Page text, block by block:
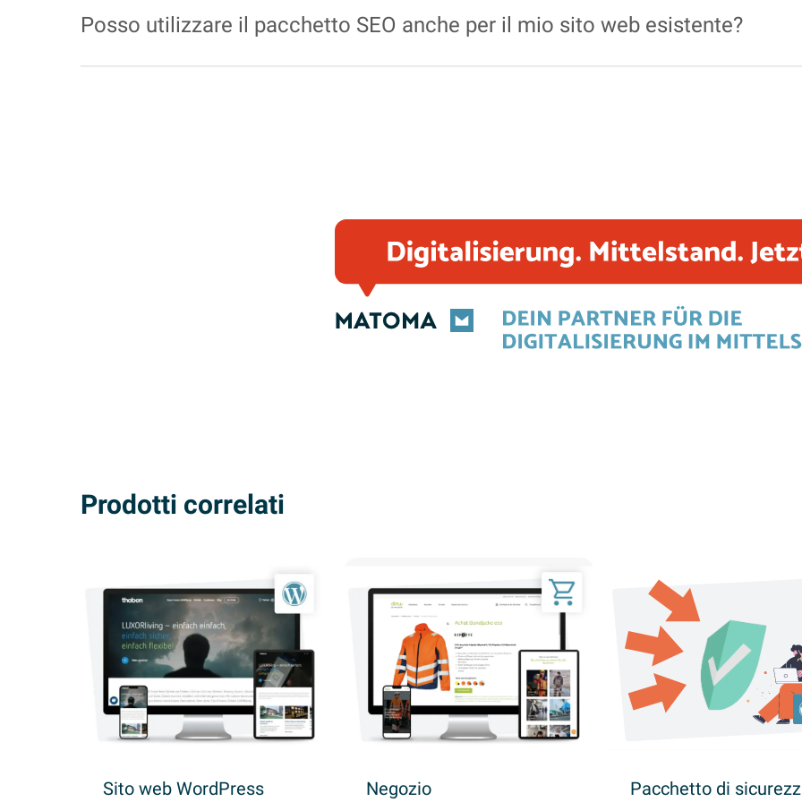
Posso utilizzare il pacchetto SEO anche per il mio sito web esistente?
Prodotti correlati
Sito web WordPress Negozio
Pacchetto di